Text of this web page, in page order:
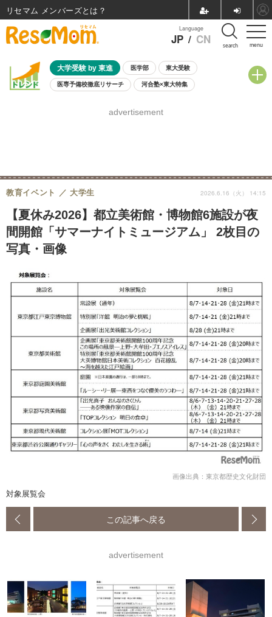
menu
Language
JP / CN search
大学受験 by 東進 医学部 東大受験
医専予備校徹底リサーチ 河合塾×東大特集
8月開催学校説明会・相談会
advertisement
【夏休み2026】都立美術館・博物館6施設が夜
間開館「サマーナイトミュージアム」 2枚目の
写真・画像
教育イベント 大学生 2026.6.16（火） 14:15
画像出典：東京都歴史文化財団
対象展覧会
この記事へ戻る
advertisement
リセマム メンバーズ